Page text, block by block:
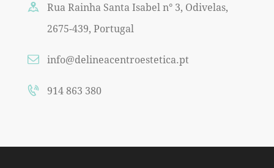
Rua Rainha Santa Isabel n° 3, Odivelas,
2675-439, Portugal
info@delineacentroestetica.pt
914 863 380